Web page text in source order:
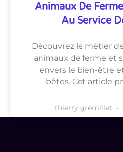
Animaux De
Au Service
Découvrez le métier
animaux de ferme et
envers le bien-être
bêtes. Cet article
thierry gremillet